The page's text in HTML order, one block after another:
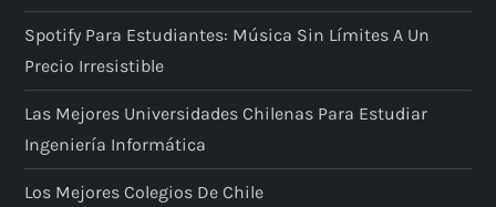
Spotify Para Estudiantes: Música Sin Límites A Un
Precio Irresistible
Las Mejores Universidades Chilenas Para Estudiar
Ingeniería Informática
Los Mejores Colegios De Chile